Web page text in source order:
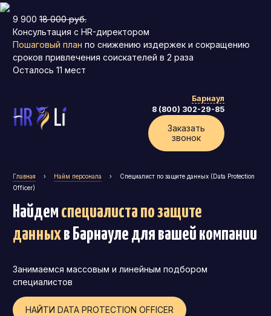
9 900 18 000 руб.
Консультация с HR-директором
Пошаговый план по снижению издержек и сокращению
сроков привлечения соискателей в 2 раза
Осталось 11 мест
Барнаул
8 (800) 302-29-85
Заказать
звонок
Главная › Найм персонала ›
Специалист по защите данных (Data Protection
Officer)
Найдем специалиста по защите
данныхв Барнауле для вашей компании
Занимаемся массовым и линейным подбором
специалистов
НАЙТИ DATA PROTECTION OFFICER